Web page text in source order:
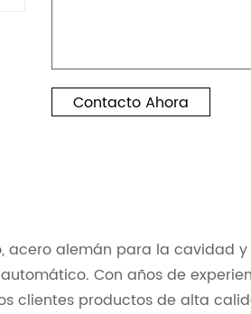
Contacto Ahora
alemán para la cavidad
Con años de
clientes productos de alta